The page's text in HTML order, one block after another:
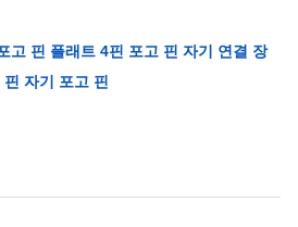
고 핀 플래트 4핀 포고 핀 자기 연결 장
자기 포고 핀